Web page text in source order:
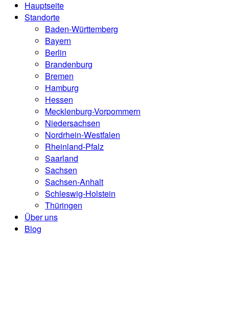
Hauptseite
Standorte
Baden-Württemberg
Bayern
Berlin
Brandenburg
Bremen
Hamburg
Hessen
Mecklenburg-Vorpommern
Niedersachsen
Nordrhein-Westfalen
Rheinland-Pfalz
Saarland
Sachsen
Sachsen-Anhalt
Schleswig-Holstein
Thüringen
Über uns
Blog